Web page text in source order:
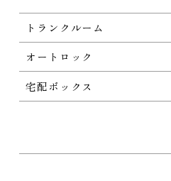
トランクルーム
オートロック
宅配ボックス